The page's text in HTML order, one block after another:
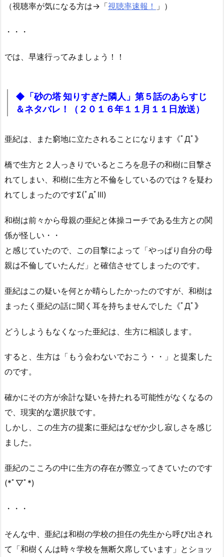
（視聴率が気になる方は→「視聴率速報！ 」）
・・・
では、早速行ってみましょう！！
◆「砂の塔 知りすぎた隣人」第５話のあらすじ
＆ネタバレ！（２０１６年１１月１１日放送）
亜紀は、また窮地に立たされることになります《ﾟДﾟ》
橋で生方と２人っきりでいるところを息子の和樹に目撃さ
れてしまい、和樹に生方と不倫をしているのでは？を疑わ
れてしまったのですΣ(ﾟдﾟlll)
和樹は前々から母親の亜紀と体操コーチである生方との関
係が怪しい・・
と感じていたので、この目撃によって「やっぱり自分の母
親は不倫していたんだ」と確信させてしまったのです。
亜紀はこの疑いを何とか晴らしたかったのですが、和樹は
まったく亜紀の話に聞く耳を持ちませんでした《ﾟДﾟ》
どうしようもなくなった亜紀は、生方に相談します。
すると、生方は「もう会わないでおこう・・」と提案した
のです。
確かにその方が余計な疑いを持たれる可能性がなくなるの
で、現実的な選択肢です。
しかし、この生方の提案に亜紀はなぜか少し寂しさを感じ
ました。
亜紀のこころの中に生方の存在が際立ってきていたのです
(*ﾟ▽ﾟ*)
・・・
そんな中、亜紀は和樹の学校の担任の先生から呼び出され
て「和樹くんは時々学校を無断欠席しています」とショッ